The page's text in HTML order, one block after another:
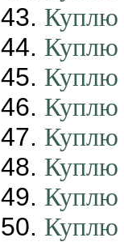
43. Куплю
44. Куплю
45. Куплю
46. Куплю
47. Куплю
48. Куплю
49. Куплю
50. Куплю